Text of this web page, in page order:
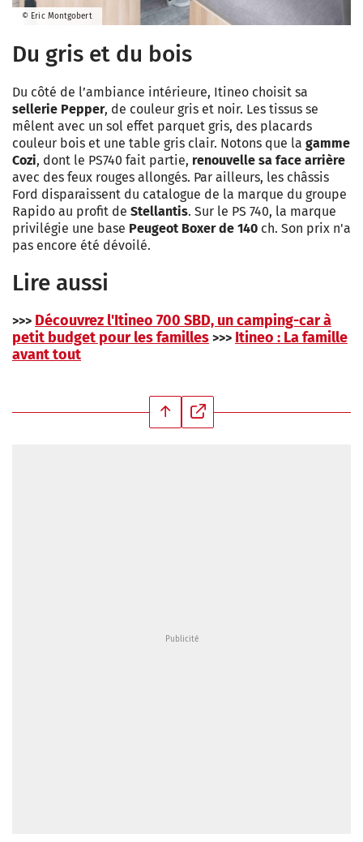
© Eric Montgobert
Du gris et du bois
Du côté de l’ambiance intérieure, Itineo choisit sa
sellerie Pepper, de couleur gris et noir. Les tissus se
mêlent avec un sol effet parquet gris, des placards
couleur bois et une table gris clair. Notons que la gamme
Cozi, dont le PS740 fait partie, renouvelle sa face arrière
avec des feux rouges allongés. Par ailleurs, les châssis
Ford disparaissent du catalogue de la marque du groupe
Rapido au profit de Stellantis. Sur le PS 740, la marque
privilégie une base Peugeot Boxer de 140 ch. Son prix n'a
pas encore été dévoilé.
Lire aussi
>>> Découvrez l'Itineo 700 SBD, un camping-car à
petit budget pour les familles >>> Itineo : La famille
avant tout